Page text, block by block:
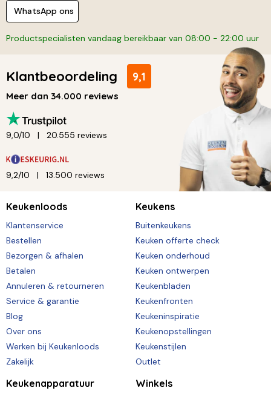
WhatsApp ons
Productspecialisten vandaag bereikbaar van 08:00 - 22:00 uur
Klantbeoordeling 9,1
Meer dan 34.000 reviews
9,0/10 20.555 reviews
9,2/10 13.500 reviews
Keukenloods
Klantenservice
Bestellen
Bezorgen & afhalen
Betalen
Annuleren & retourneren
Service & garantie
Blog
Over ons
Werken bij Keukenloods
Zakelijk
Keukens
Buitenkeukens
Keuken offerte check
Keuken onderhoud
Keuken ontwerpen
Keukenbladen
Keukenfronten
Keukeninspiratie
Keukenopstellingen
Keukenstijlen
Outlet
Keukenapparatuur Winkels